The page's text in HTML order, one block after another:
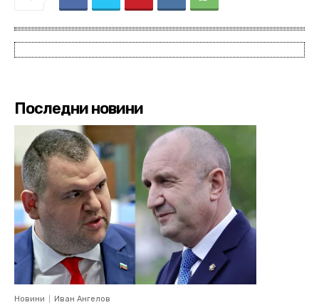
Последни новини
Новини Иван Ангелов